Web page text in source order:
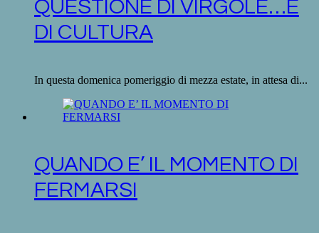
QUESTIONE DI VIRGOLE…E
DI CULTURA
In questa domenica pomeriggio di mezza estate, in attesa di...
QUANDO E’ IL MOMENTO DI
FERMARSI